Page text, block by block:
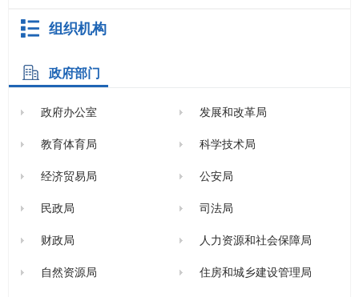
组织机构
政府部门
政府办公室 发展和改革局
教育体育局 科学技术局
经济贸易局 公安局
民政局 司法局
财政局 人力资源和社会保障局
自然资源局 住房和城乡建设管理局